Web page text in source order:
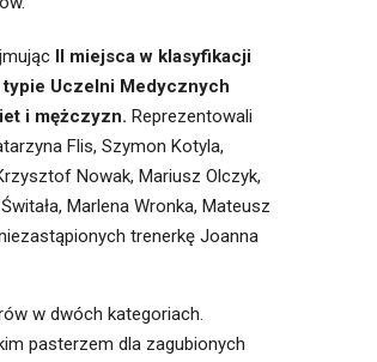
II miejsca w klasyfikacji
typie Uczelni Medycznych
i mężczyzn.Reprezentowali
Flis, Szymon Kotyla,
Nowak, Mariusz Olczyk,
Marlena Wronka, Mateusz
trenerkę Joanna
w dwóch kategoriach.
pasterzem dla zagubionych